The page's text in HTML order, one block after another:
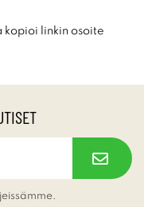
kopioi linkin osoite